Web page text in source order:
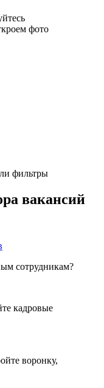
фото
фильтры
вакансий
сотрудникам?
кадровые
воронку,